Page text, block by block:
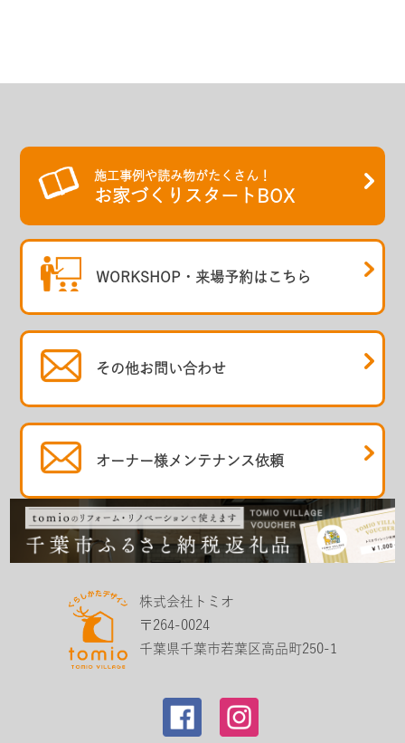
施工事例や読み物がたくさん！
お家づくりスタートBOX
WORKSHOP・ 来場予約はこちら
その他お問い合わせ
オーナー様メンテナンス依頼
株式会社トミオ
〒264-0024
千葉県千葉市若葉区高品町250-1